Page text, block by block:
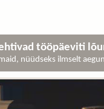
tööpäeviti
nüüdseks ilmselt